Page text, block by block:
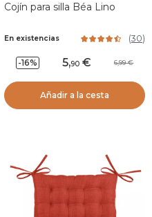
Cojín para silla Béa Lino
En existencias (30)
-16% 5,90 6,99
Añadir a la cesta